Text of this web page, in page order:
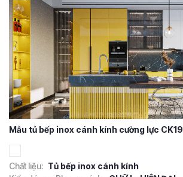
Mẫu tủ bếp inox cánh kính cường lực CK19
Chất liệu: Tủ bếp inox cánh kính